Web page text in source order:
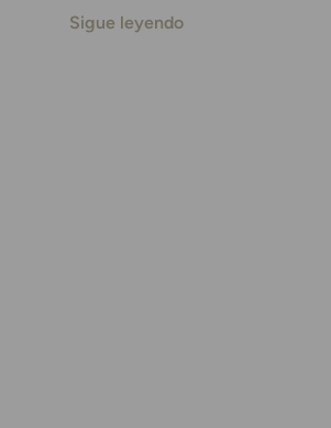
Sigue leyendo